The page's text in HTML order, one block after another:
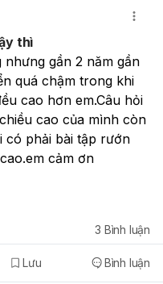
thì
nhưng gần 2 năm gần
quá chậm trong khi
cao hơn em.Câu hỏi
cao của mình còn
có phải bài tập rướn
cảm ơn
Lưu Bình luận
3 Bình luận